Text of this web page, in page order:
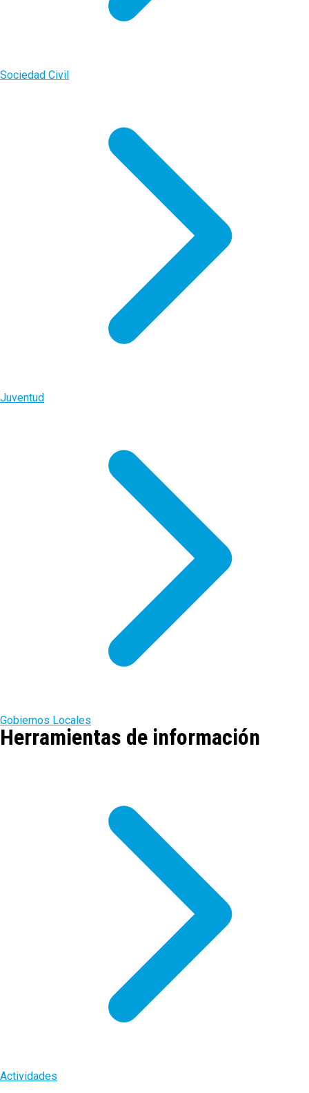
Sociedad Civil
Juventud
Gobiernos Locales
Herramientas de información
Actividades